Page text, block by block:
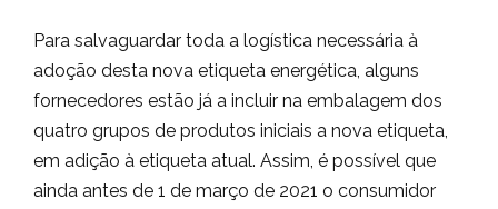
Para salvaguardar toda a logística necessária à
adoção desta nova etiqueta energética, alguns
fornecedores estão já a incluir na embalagem dos
quatro grupos de produtos iniciais a nova etiqueta,
em adição à etiqueta atual. Assim, é possível que
ainda antes de 1 de março de 2021 o consumidor